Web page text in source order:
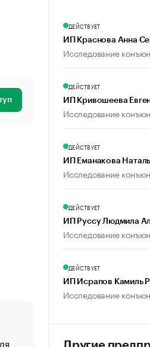
«От спорта тело стареет
ДЕЙСТВУЕТ
ИП Краснова Анна
Исследование
ДЕЙСТВУЕТ
ИП Кривошеева
Исследование
ДЕЙСТВУЕТ
ИП Еманакова
Исследование
ДЕЙСТВУЕТ
ИП Руссу Людмила
Исследование
ДЕЙСТВУЕТ
ИП Исрапов Камиль
Исследование